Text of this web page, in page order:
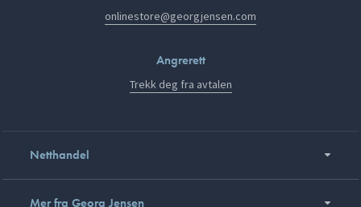
onlinestore@georgjensen.com
Angrerett
Trekk deg fra avtalen
Netthandel
Mer fra Georg Jensen